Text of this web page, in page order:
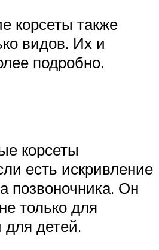
корсеты также
видов. Их и
подробно.
корсеты
есть искривление
позвоночника. Он
только для
для детей.